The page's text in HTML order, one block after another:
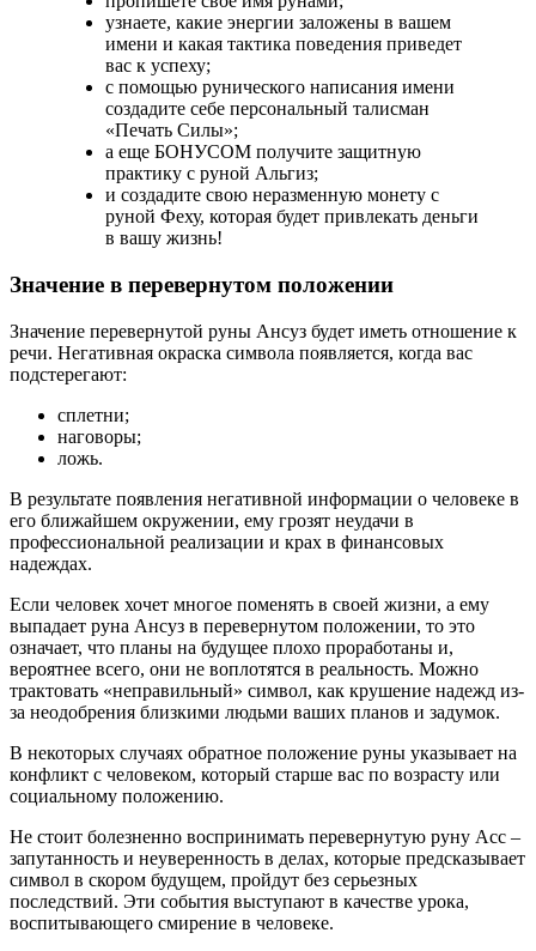
узнаете, какие энергии заложены в вашем
имени и какая тактика поведения приведет
вас к успеху;
с помощью рунического написания имени
создадите себе персональный талисман
«Печать Силы»;
а еще БОНУСОМ получите защитную
практику с руной Альгиз;
и создадите свою неразменную монету с
руной Феху, которая будет привлекать деньги
в вашу жизнь!
Значение в перевернутом положении
Значение перевернутой руны Ансуз будет иметь отношение к
речи. Негативная окраска символа появляется, когда вас
подстерегают:
сплетни;
наговоры;
ложь.
В результате появления негативной информации о человеке в
его ближайшем окружении, ему грозят неудачи в
профессиональной реализации и крах в финансовых
надеждах.
Если человек хочет многое поменять в своей жизни, а ему
выпадает руна Ансуз в перевернутом положении, то это
означает, что планы на будущее плохо проработаны и,
вероятнее всего, они не воплотятся в реальность. Можно
трактовать «неправильный» символ, как крушение надежд из-
за неодобрения близкими людьми ваших планов и задумок.
В некоторых случаях обратное положение руны указывает на
конфликт с человеком, который старше вас по возрасту или
социальному положению.
Не стоит болезненно воспринимать перевернутую руну Асс –
запутанность и неуверенность в делах, которые предсказывает
символ в скором будущем, пройдут без серьезных
последствий. Эти события выступают в качестве урока,
воспитывающего смирение в человеке.